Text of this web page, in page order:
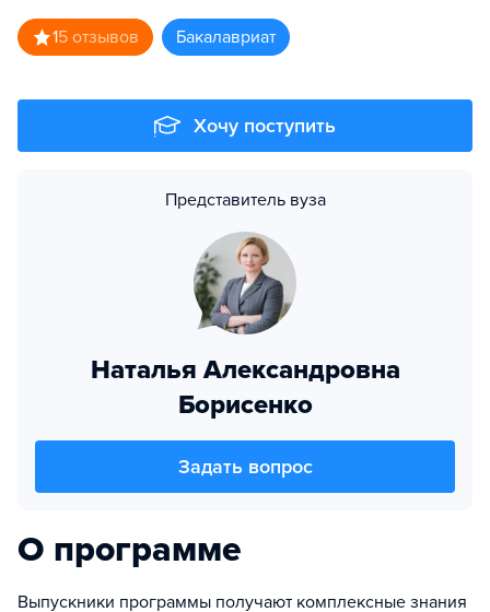
15 отзывов бакалавриат
Хочу поступить
Представитель вуза
Наталья Александровна
Борисенко
Задать вопрос
О программе
Выпускники программы получают комплексные знания